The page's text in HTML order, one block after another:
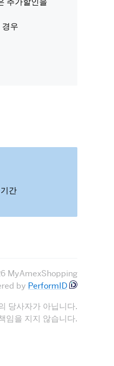
우
간
MyAmexShopping
by PerformID
당사자가 아닙니다.
임을 지지 않습니다.